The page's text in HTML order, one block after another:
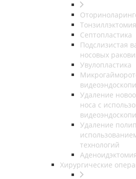
Тонзиллэктомия
Септопластика
Подслизистая
носовых
Увулопластика
Удаление
носа с
Удаление
технологий
Хирургические